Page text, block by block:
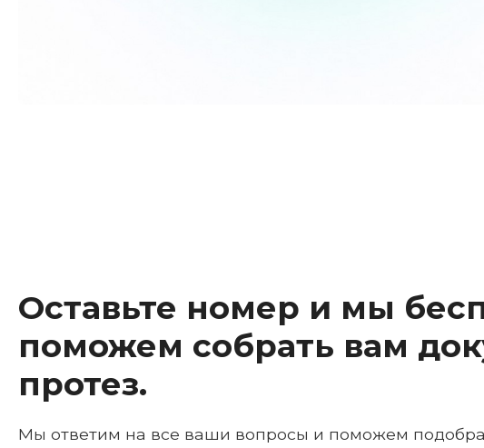
Оставьте номер и мы
поможем собрать вам
протез.
Мы ответим на все ваши вопросы и поможем